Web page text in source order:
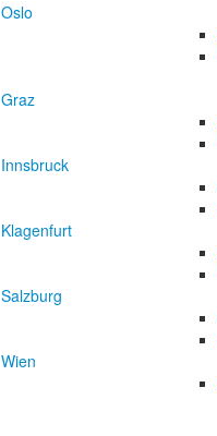
Oslo
Graz
Innsbruck
Klagenfurt
Salzburg
Wien